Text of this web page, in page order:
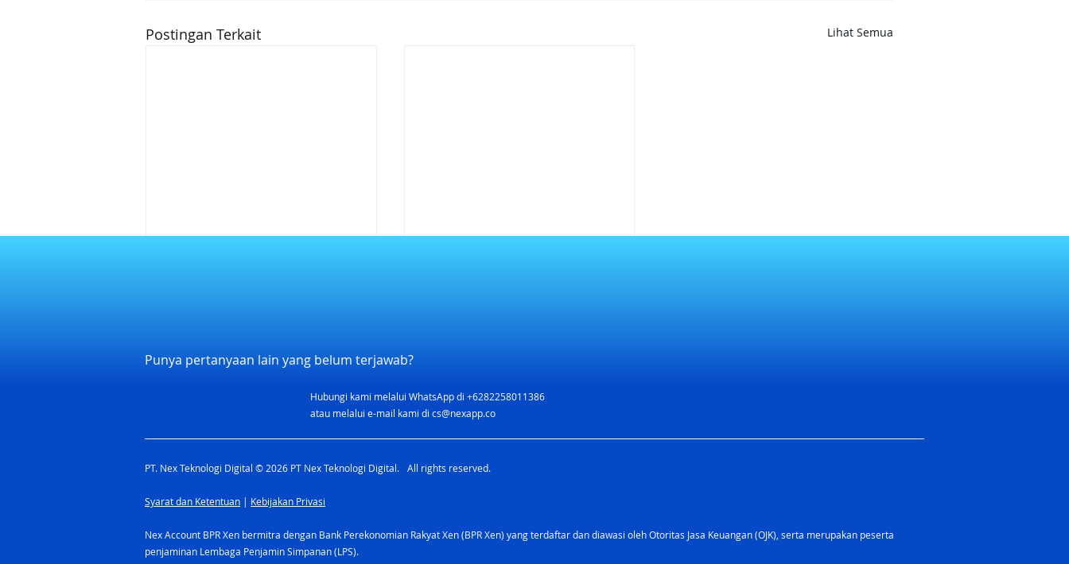
Postingan Terkait Lihat Semua
Kalendar Libur Nasional dan
Rekomendasi Cuti 2026
istri? Bagaimana cara
menabung berdua supaya
yang bisa dipakai ba
Punya pertanyaan lain yang belum terjawab?
Hubungi kami melalui WhatsApp di +6282258011386
atau melalui e-mail kami di cs@nexapp.co
PT. Nex Teknologi Digital © 2026 PT Nex Teknologi Digital. All rights reserved.
Syarat dan Ketentuan | Kebijakan Privasi
Nex Account BPR Xen bermitra dengan Bank Perekonomian Rakyat Xen (BPR Xen) yang terdaftar dan diawasi oleh Otoritas Jasa Keuangan (OJK), serta merupakan peserta
penjaminan Lembaga Penjamin Simpanan (LPS).